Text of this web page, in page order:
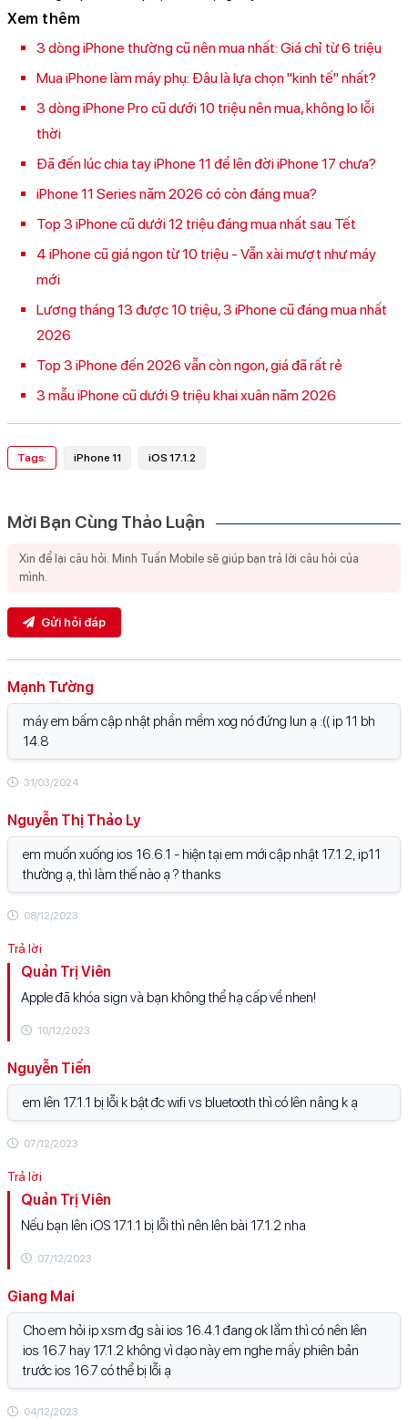
Xem thêm
3 dòng iPhone thường cũ nên mua nhất: Giá chỉ từ 6 triệu
Mua iPhone làm máy phụ: Đâu là lựa chọn "kinh tế" nhất?
3 dòng iPhone Pro cũ dưới 10 triệu nên mua, không lo lỗi
thời
Đã đến lúc chia tay iPhone 11 để lên đời iPhone 17 chưa?
iPhone 11 Series năm 2026 có còn đáng mua?
Top 3 iPhone cũ dưới 12 triệu đáng mua nhất sau Tết
4 iPhone cũ giá ngon từ 10 triệu - Vẫn xài mượt như máy
mới
Lương tháng 13 được 10 triệu, 3 iPhone cũ đáng mua nhất
2026
Top 3 iPhone đến 2026 vẫn còn ngon, giá đã rất rẻ
3 mẫu iPhone cũ dưới 9 triệu khai xuân năm 2026
Tags: iPhone 11 iOS 17.1.2
Mời Bạn Cùng Thảo Luận
Gửi hỏi đáp
Mạnh Tường
máy em bấm cập nhật phần mềm xog nó đứng lun ạ :(( ip 11 bh
14.8
31/03/2024
Nguyễn Thị Thảo Ly
em muốn xuống ios 16.6.1 - hiện tại em mới cập nhật 17.1.2, ip11
thường ạ, thì làm thế nào ạ ? thanks
08/12/2023
Quản Trị Viên
Apple đã khóa sign và bạn không thể hạ cấp về nhen!
10/12/2023
Nguyễn Tiến
em lên 17.1.1 bị lỗi k bật đc wifi vs bluetooth thì có lên nâng k ạ
07/12/2023
Quản Trị Viên
Nếu bạn lên iOS 17.1.1 bị lỗi thì nên lên bài 17.1.2 nha
07/12/2023
Giang Mai
Cho em hỏi ip xsm đg sài ios 16.4.1 đang ok lắm thì có nên lên
ios 16.7 hay 17.1.2 không vì dạo này em nghe mấy phiên bản
trước ios 16.7 có thể bị lỗi ạ
04/12/2023